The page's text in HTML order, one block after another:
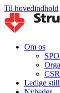
Til hovedindhold
Om os
CSR
Ledige